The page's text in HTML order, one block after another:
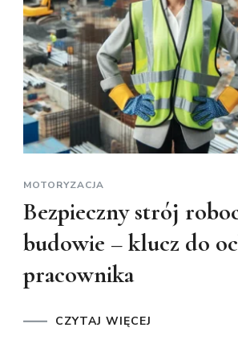
MOTORYZACJA
Bezpieczny strój
budowie – klucz do
pracownika
CZYTAJ WIĘCEJ